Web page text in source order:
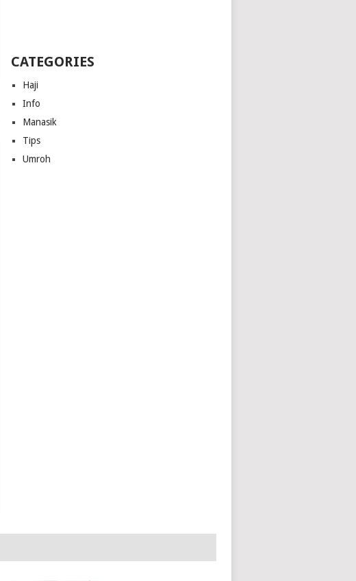
CATEGORIES
Haji
Info
Manasik
Tips
Umroh